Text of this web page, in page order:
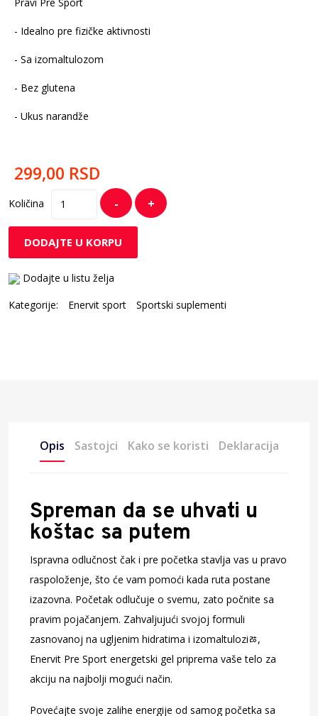
Pravi Pre Sport
- Idealno pre fizičke aktivnosti
- Sa izomaltulozom
- Bez glutena
- Ukus narandže
299,00 RSD
Količina - +
DODAJTE U KORPU
Dodajte u listu želja
Kategorije:
Enervit sport Sportski suplementi
Opis Sastojci Kako se koristi Deklaracija
Spreman da se uhvati u
koštac sa putem
Ispravna odlučnost čak i pre početka stavlja vas u pravo
raspoloženje, što će vam pomoći kada ruta postane
izazovna. Početak odlučuje o svemu, zato počnite sa
pravim pojačanjem. Zahvaljujući svojoj formuli
zasnovanoj na ugljenim hidratima i izomaltuloziﾰ,
Enervit Pre Sport energetski gel priprema vaše telo za
akciju na najbolji mogući način.
Povećajte svoje zalihe energije od samog početka sa